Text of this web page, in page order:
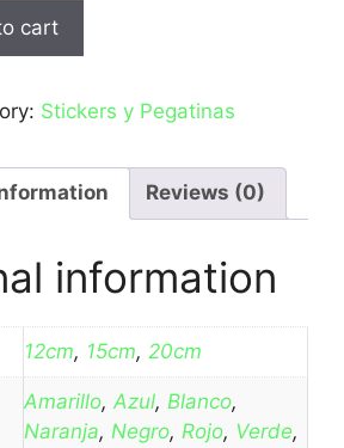
cart
Stickers y Pegatinas
Reviews (0)
information
12cm, 15cm, 20cm
Amarillo, Azul, Blanco,
Naranja, Negro, Rojo, Verde,